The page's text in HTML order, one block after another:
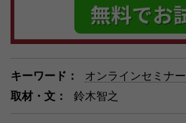
キーワード： オンラインセミナー
取材・文：
鈴木智之